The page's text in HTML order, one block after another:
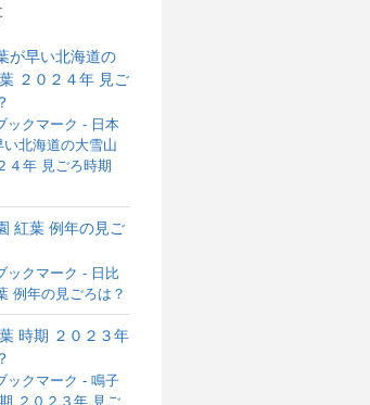
が早い北海道の
２０２４年 見ご
紅葉 例年の見ご
時期 ２０２３年